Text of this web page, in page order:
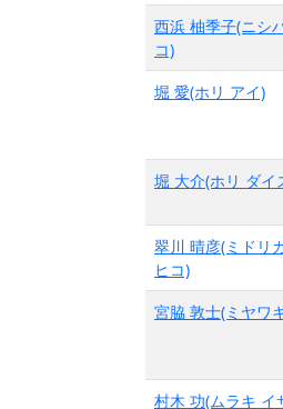
西浜 柚季子(ニシ
コ)
堀 愛(ホリ アイ)
堀 大介(ホリ ダイ
翠川 晴彦(ミドリ
ヒコ)
宮脇 敦士(ミヤワ
村木 功(ムラキ イ